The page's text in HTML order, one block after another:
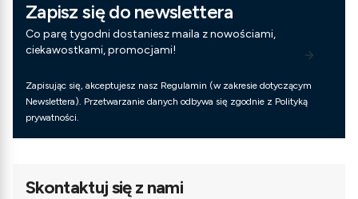
Zapisz się do newslettera
Co parę tygodni dostaniesz maila z nowościami,
ciekawostkami, promocjami!
Zapisując się, akceptujesz nasz Regulamin (w zakresie dotyczącym
Newslettera). Przetwarzanie danych odbywa się zgodnie z Polityką
prywatności.
Skontaktuj się z nami